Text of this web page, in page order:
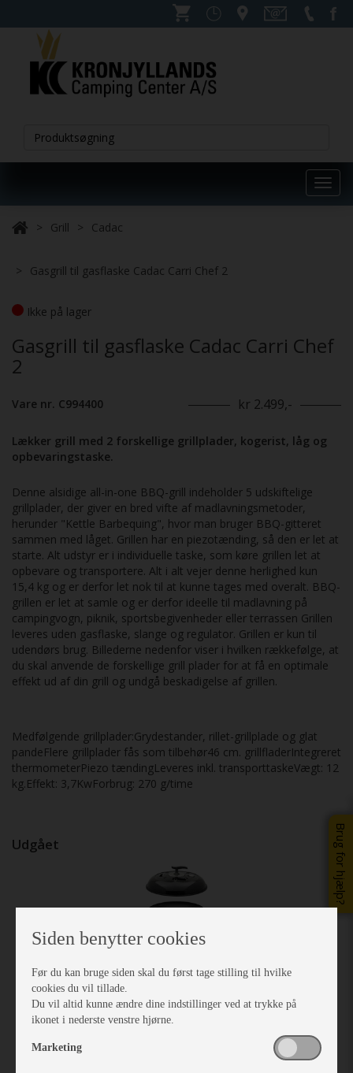
Brug for hjælp?
Grill Cadac
Gasgrill til gasflaske Cadac Carri Chef 2
Ikke på lager
Gasgrill til gasflaske Cadac Carri Chef
2
Vare nr. C994400 kr 2.499,-
Lækker grill med 2 forskellige grillplader, kogerist, låg og
opbevaringstaske.
Denne alsidige all-in-one BBQ-grill indeholder 5 udskiftelige
grillplader, der giver en bred vifte af madlavningsmetoder,
herunder "Kettle Barbequing", hvor man bruger BBQ-gitteret
sammen med låget. Grillen har en piezotænding, så den er let at
starte. Alt udstyr er i individuelle taske, som køre grillen let at
opbevare og transportere. Alt i alt vejer denne herlighed kun
15,4 kg og er derfor let nok til at kunne tages med overalt. BBQ-
grillen er let at samle og er derfor ideelle til madlavning på
campingvogn, piknik, sportsbegivenheder eller terrassen Grillen
leveres uden gasflaske, slange og regulator. Grillen er kun til
udendørs brug. Billederne nedenfor viser i hvilken rækkefølge, at
du skal anvende de forskellige grill plader for at få en optimale
effekt ud af din grill og undgå beskadigelse af grillen.
Medfølgende grillplader:Grydestander, rillet-grillplade og glat
pandeFlere grillplader fås som tilbehør46 cm. grillfladerIntegreret
thermometerPiezo tændingLeveres inkl. transporttaskeVægt: 12
kg.Effekt: 3,7KwForbrug: 270 g/time
Udgået
Next
Siden benytter cookies
Før du kan bruge siden skal du først tage stilling til hvilke
cookies du vil tillade.
Du vil altid kunne ændre dine indstillinger ved at trykke på
ikonet i nederste venstre hjørne.
Marketing